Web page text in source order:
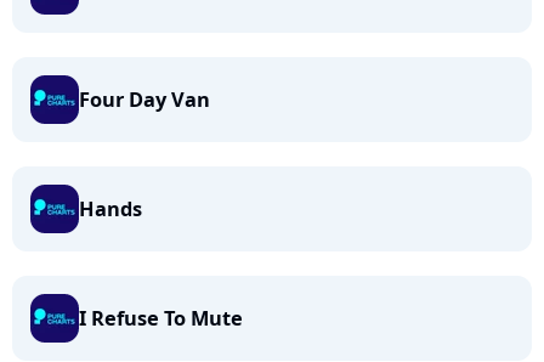
Four Day Van
Hands
I Refuse To Mute